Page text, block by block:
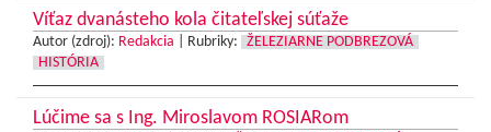
Víťaz dvanásteho kola čitateľskej súťaže
Autor (zdroj): Redakcia Rubriky:
ŽELEZIARNE PODBREZOVÁ
HISTÓRIA
Lúčime sa s Ing. Miroslavom ROSIARom